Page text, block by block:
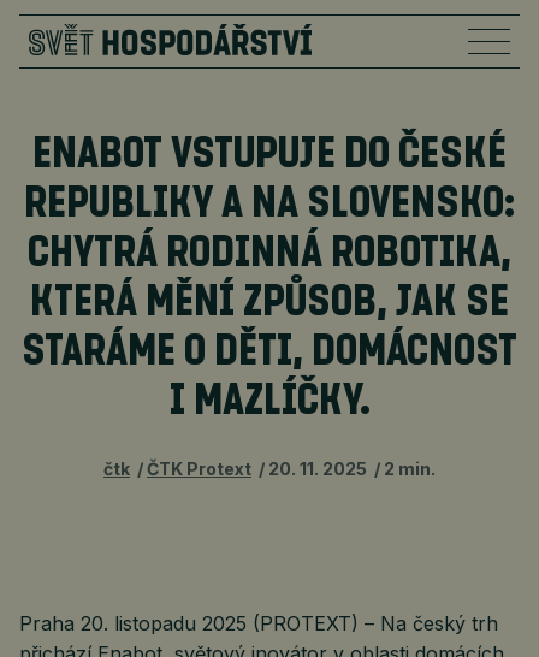
ENABOT VSTUPUJE DO ČESKÉ
REPUBLIKY A NA SLOVENSKO:
CHYTRÁ RODINNÁ ROBOTIKA,
KTERÁ MĚNÍ ZPŮSOB, JAK SE
STARÁME O DĚTI, DOMÁCNOST
I MAZLÍČKY.
čtk ČTK Protext 20. 11. 2025 2 min.
Praha 20. listopadu 2025 (PROTEXT) – Na český trh